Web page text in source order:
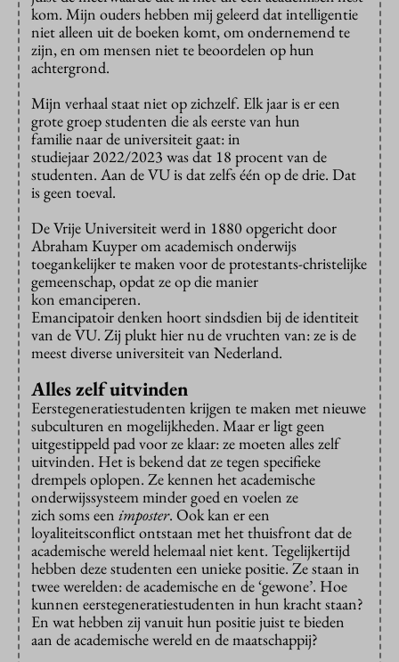
kom. Mijn ouders hebben mij geleerd dat intelligentie
niet alleen uit de boeken komt, om ondernemend te
zijn, en om mensen niet te beoordelen op hun
achtergrond.
Mijn verhaal staat niet op zichzelf. Elk jaar is er een
grote groep studenten die als eerste van hun
familie naar de universiteit gaat: in
studiejaar 2022/2023 was dat 18 procent van de
studenten. Aan de VU is dat zelfs één op de drie. Dat
is geen toeval.
De Vrije Universiteit werd in 1880 opgericht door
Abraham Kuyper om academisch onderwijs
toegankelijker te maken voor de protestants-christelijke
gemeenschap, opdat ze op die manier
kon emanciperen.
Emancipatoir denken hoort sindsdien bij de identiteit
van de VU. Zij plukt hier nu de vruchten van: ze is de
meest diverse universiteit van Nederland.
Alles zelf uitvinden
Eerstegeneratiestudenten krijgen te maken met nieuwe
subculturen en mogelijkheden. Maar er ligt geen
uitgestippeld pad voor ze klaar: ze moeten alles zelf
uitvinden. Het is bekend dat ze tegen specifieke
drempels oplopen. Ze kennen het academische
onderwijssysteem minder goed en voelen ze
zich soms een imposter. Ook kan er een
loyaliteitsconflict ontstaan met het thuisfront dat de
academische wereld helemaal niet kent. Tegelijkertijd
hebben deze studenten een unieke positie. Ze staan in
twee werelden: de academische en de ‘gewone’. Hoe
kunnen eerstegeneratiestudenten in hun kracht staan?
En wat hebben zij vanuit hun positie juist te bieden
aan de academische wereld en de maatschappij?